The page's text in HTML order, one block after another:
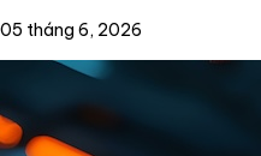
05 tháng 6, 2026